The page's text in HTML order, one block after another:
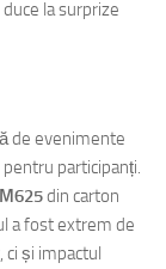
la surprize
de evenimente
participanți.
din carton
a fost extrem de
ci și impactul